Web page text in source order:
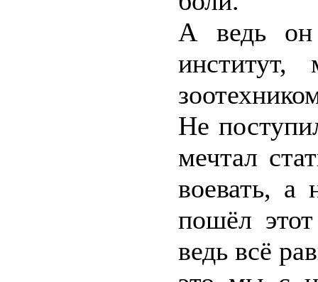
А ведь он
институт,
Не
мечтал
воевать,
пошёл
ведь всё